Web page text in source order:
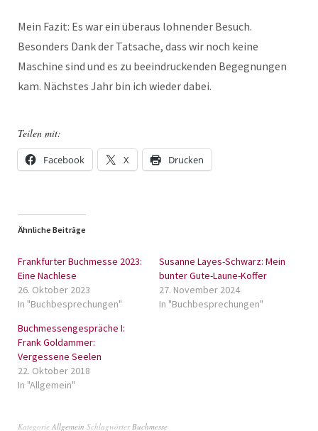
Mein Fazit: Es war ein überaus lohnender Besuch.
Besonders Dank der Tatsache, dass wir noch keine
Maschine sind und es zu beeindruckenden Begegnungen
kam. Nächstes Jahr bin ich wieder dabei.
Teilen mit:
Facebook X Drucken
Ähnliche Beiträge
Frankfurter Buchmesse 2023:
Eine Nachlese
26. Oktober 2023
In "Buchbesprechungen"
Susanne Layes-Schwarz: Mein
bunter Gute-Laune-Koffer
27. November 2024
In "Buchbesprechungen"
Buchmessengespräche I:
Frank Goldammer:
Vergessene Seelen
22. Oktober 2018
In "Allgemein"
Kategorie Allgemein SchlagwörterBuchmesse